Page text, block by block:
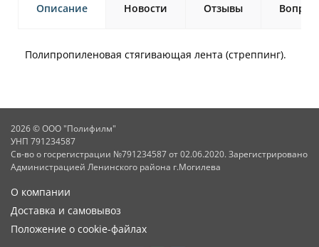
Описание Новости Отзывы
Полипропиленовая стягивающая лента (стреппинг).
2026 © ООО "Полифилм"
УНП 791234587
Св-во о госрегистрации №791234587 от 02.06.2020. Зарегистрировано
Администрацией Ленинского района г.Могилева
О компании
Доставка и самовывоз
Положение о cookie-файлах